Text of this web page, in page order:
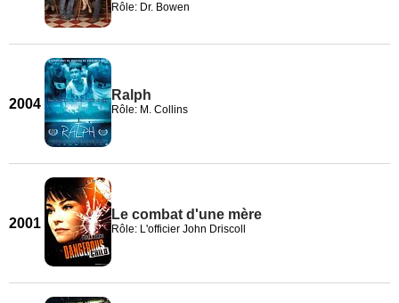
Rôle: Dr. Bowen
2004
Ralph
Rôle: M. Collins
2001
Le combat d'une mère
Rôle: L'officier John Driscoll